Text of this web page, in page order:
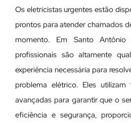
Os eletricistas urgentes estão
prontos para atender chamados
momento. Em Santo
profissionais são altamente
experiência necessária para
problema elétrico. Eles
avançadas para garantir que o
eficiência e segurança,